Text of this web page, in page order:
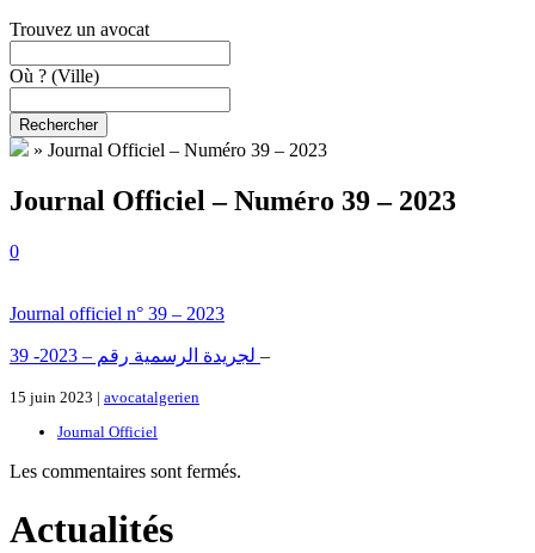
Trouvez un avocat
Où ? (Ville)
Rechercher
» Journal Officiel – Numéro 39 – 2023
Journal Officiel – Numéro 39 – 2023
0
Journal officiel n° 39 – 2023
–
15 juin 2023 | avocatalgerien
Journal Officiel
Les commentaires sont fermés.
Actualités